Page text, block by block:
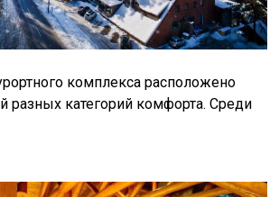
комплекса расположено
разных категорий комфорта. Среди